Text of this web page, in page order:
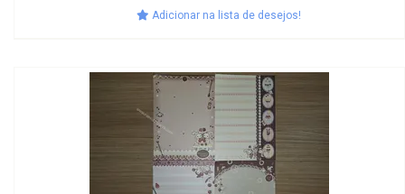
Adicionar na lista de desejos!